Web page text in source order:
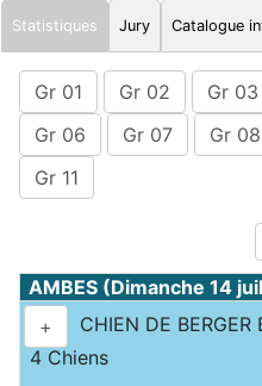
Statistiques Jury Catalogue
Gr 01 Gr 02 Gr 03
Gr 06
Gr 07 Gr 08
Gr 11
AMBES (Dimanche 14
+
CHIEN DE
4 Chiens